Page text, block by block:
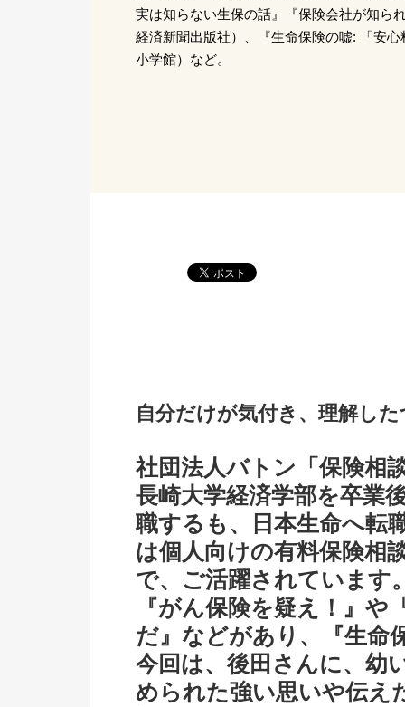
実は知らない生保の話』『保険会社が知ら
経済新聞出版社）、『生命保険の嘘: 「安
小学館）など。
自分だけが気付き、理解し
社団法人バトン「保険相
長崎大学経済学部を卒業
職するも、日本生命へ転
は個人向けの有料保険相
で、ご活躍されています
『がん保険を疑え！』
だ』などがあり、『生命
今回は、後田さんに、幼
められた強い思いや伝え